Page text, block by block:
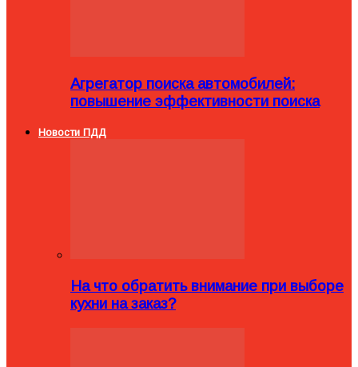
Агрегатор поиска автомобилей:
повышение эффективности поиска
Новости ПДД
На что обратить внимание при выборе
кухни на заказ?